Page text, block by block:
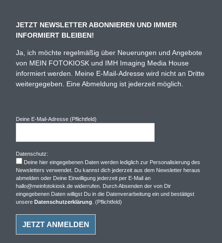
JETZT NEWSLETTER ABONNIEREN UND IMMER
INFORMIERT BLEIBEN!
Ja, ich möchte regelmäßig über Neuerungen und Angebote
von MEIN FOTOKIOSK und IMH Imaging Media House
informiert werden. Meine E-Mail-Adresse wird nicht an Dritte
weitergegeben. Eine Abmeldung ist jederzeit möglich.
Deine E-Mail-Adresse (Pflichtfeld)
Datenschutz:
Deine hier eingegebenen Daten werden lediglich zur Personalisierung des
Newsletters verwendet. Du kannst dich jederzeit aus dem Newsletter heraus
abmelden oder Deine Einwilligung jederzeit per E-Mail an
hallo@meinfotokiosk.de widerrufen. Durch Absenden der von Dir
eingegebenen Daten willigst Du in die Datenverarbeitung ein und bestätigst
unsereDatenschutzerklärung . (Pflichtfeld)